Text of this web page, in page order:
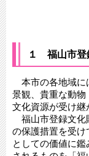
１ 福山市登
本市の各地域に
景観、貴重な動物
文化資源が受け継
福山市登録文化
の保護措置を受
としての価値に